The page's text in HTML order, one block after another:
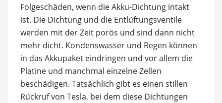
Folgeschäden, wenn die Akku-Dichtung intakt
ist. Die Dichtung und die Entlüftungsventile
werden mit der Zeit porös und sind dann nicht
mehr dicht. Kondenswasser und Regen können
in das Akkupaket eindringen und vor allem die
Platine und manchmal einzelne Zellen
beschädigen. Tatsächlich gibt es einen stillen
Rückruf von Tesla, bei dem diese Dichtungen